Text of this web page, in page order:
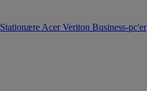
Stationære Acer Veriton Business-pc'er